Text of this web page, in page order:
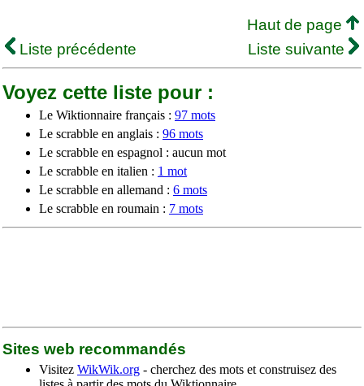
Haut de page
Liste précédente
Liste suivante
Voyez cette liste pour :
Le Wiktionnaire français : 97 mots
Le scrabble en anglais : 96 mots
Le scrabble en espagnol : aucun mot
Le scrabble en italien : 1 mot
Le scrabble en allemand : 6 mots
Le scrabble en roumain : 7 mots
Sites web recommandés
Visitez WikWik.org - cherchez des mots et construisez des